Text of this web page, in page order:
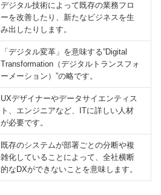
デジタル技術によって既存の業務フロ
ーを改善したり、新たなビジネスを生
み出したりします。
「デジタル変革」を意味する”Digital
Transformation（デジタルトランスフォ
ーメーション）”の略です。
UXデザイナーやデータサイエンティス
ト、エンジニアなど、ITに詳しい人材
が必要です。
既存のシステムが部署ごとの分断や複
雑化していることによって、全社横断
的なDXができないことを意味します。